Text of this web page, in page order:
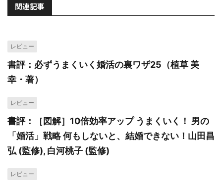
関連記事
レビュー
書評：必ずうまくいく婚活の裏ワザ25（植草 美
幸・著）
レビュー
書評：［図解］10倍効率アップ うまくいく！ 男の
「婚活」戦略 何もしないと、結婚できない！山田昌
弘 (監修), 白河桃子 (監修)
レビュー